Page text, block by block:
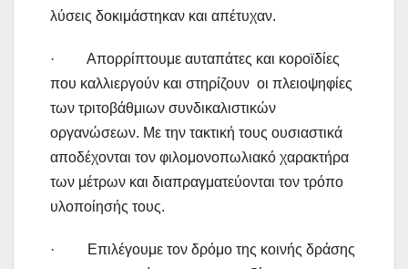
λύσεις δοκιμάστηκαν και απέτυχαν.
· Απορρίπτουμε αυταπάτες και κοροϊδίες
που καλλιεργούν και στηρίζουν οι πλειοψηφίες
των τριτοβάθμιων συνδικαλιστικών
οργανώσεων. Με την τακτική τους ουσιαστικά
αποδέχονται τον φιλομονοπωλιακό χαρακτήρα
των μέτρων και διαπραγματεύονται τον τρόπο
υλοποίησής τους.
· Επιλέγουμε τον δρόμο της κοινής δράσης